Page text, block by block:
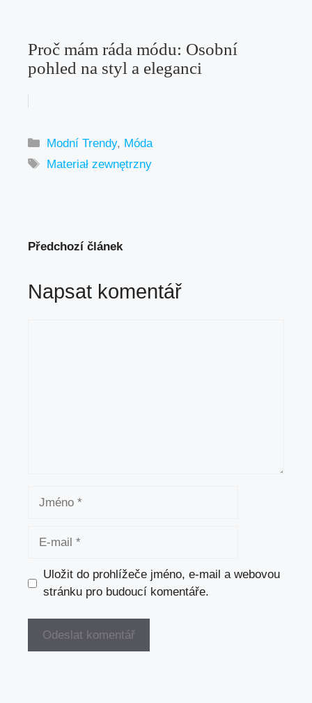
Proč mám ráda módu: Osobní
pohled na styl a eleganci
Rubriky
Modní Trendy, Móda
Štítky
Materiał zewnętrzny
Předchozí článek
Napsat komentář
Jméno
Uložit do prohlížeče jméno, e-mail a webovou
stránku pro budoucí komentáře.